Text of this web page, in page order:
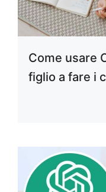
Come usare
figlio a fare i